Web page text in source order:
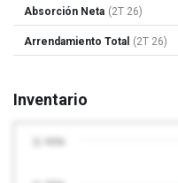
Absorción Neta (2T 26)
Arrendamiento Total (2T 26)
Inventario